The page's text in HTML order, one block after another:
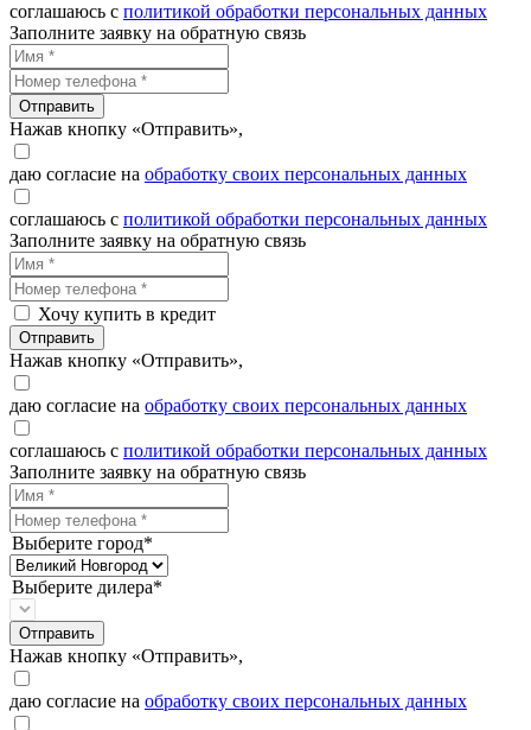
соглашаюсь с политикой обработки персональных данных
Заполните заявку на обратную связь
Отправить
Нажав кнопку «Отправить»,
даю согласие на обработку своих персональных данных
соглашаюсь с политикой обработки персональных данных
Заполните заявку на обратную связь
Хочу купить в кредит
Отправить
Нажав кнопку «Отправить»,
даю согласие на обработку своих персональных данных
соглашаюсь с политикой обработки персональных данных
Заполните заявку на обратную связь
Выберите город*
Выберите дилера*
Отправить
Нажав кнопку «Отправить»,
даю согласие на обработку своих персональных данных